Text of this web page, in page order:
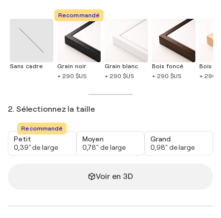
Sans cadre
Recommandé
Grain noir
+ 290 $US
Grain blanc
+ 290 $US
Bois foncé
+ 290 $US
Bois
+ 290
2. Sélectionnez la taille
Recommandé
Petit
0,39" de large
Moyen
0,78" de large
Grand
0,98" de large
Voir en 3D